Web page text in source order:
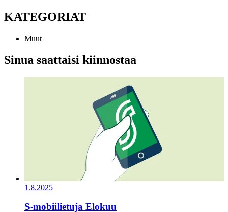
KATEGORIAT
Muut
Sinua saattaisi kiinnostaa
1.8.2025
S-mobiilietuja Elokuu